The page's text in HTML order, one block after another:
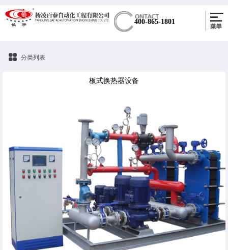
400-865-1801
分类列表
板式换热器设备